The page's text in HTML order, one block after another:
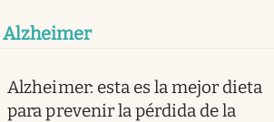
Alzheimer
Alzheimer: esta es la mejor dieta
para prevenir la pérdida de la